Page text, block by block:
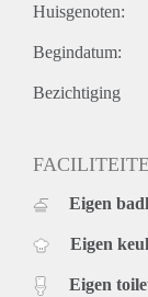
Huisgenoten:
Begindatum:
Bezichtiging
Eigen
Eigen
Eigen